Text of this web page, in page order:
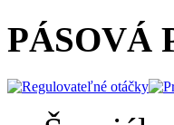
PÁSOVÁ